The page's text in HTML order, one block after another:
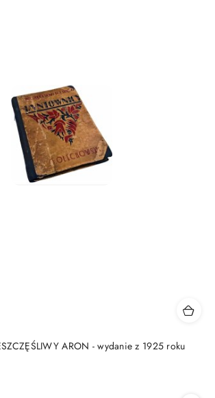
ARON - wydanie z 1925 roku